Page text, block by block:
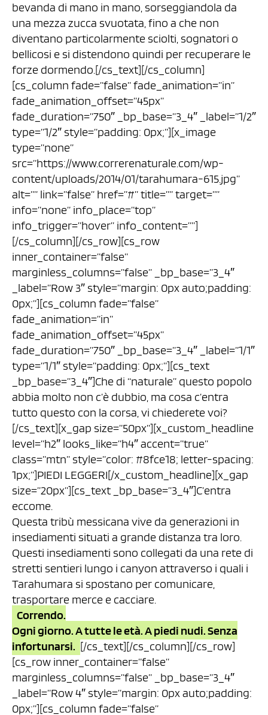
bevanda di mano in mano, sorseggiandola da
una mezza zucca svuotata, fino a che non
diventano particolarmente sciolti, sognatori o
bellicosi e si distendono quindi per recuperare le
forze dormendo.[/cs_text][/cs_column]
[cs_column fade=”false” fade_animation=”in”
fade_animation_offset=”45px”
fade_duration=”750″ _bp_base=”3_4″ _label=”1/2″
type=”1/2″ style=”padding: 0px;”][x_image
type=”none”
src=”https://www.correrenaturale.com/wp-
content/uploads/2014/01/tarahumara-615.jpg”
alt=”” link=”false” href=”#” title=”” target=””
info=”none” info_place=”top”
info_trigger=”hover” info_content=””]
[/cs_column][/cs_row][cs_row
inner_container=”false”
marginless_columns=”false” _bp_base=”3_4″
_label=”Row 3″ style=”margin: 0px auto;padding:
0px;”][cs_column fade=”false”
fade_animation=”in”
fade_animation_offset=”45px”
fade_duration=”750″ _bp_base=”3_4″ _label=”1/1″
type=”1/1″ style=”padding: 0px;”][cs_text
_bp_base=”3_4″]Che di “naturale” questo popolo
abbia molto non c’è dubbio, ma cosa c’entra
tutto questo con la corsa, vi chiederete voi?
[/cs_text][x_gap size=”50px”][x_custom_headline
level=”h2″ looks_like=”h4″ accent=”true”
class=”mtn” style=”color: #8fce18; letter-spacing:
1px;”]PIEDI LEGGERI[/x_custom_headline][x_gap
size=”20px”][cs_text _bp_base=”3_4″]C’entra
eccome.
Questa tribù messicana vive da generazioni in
insediamenti situati a grande distanza tra loro.
Questi insediamenti sono collegati da una rete di
stretti sentieri lungo i canyon attraverso i quali i
Tarahumara si spostano per comunicare,
trasportare merce e cacciare.
Correndo.
Ogni giorno. A tutte le età. A piedi nudi. Senza
infortunarsi. [/cs_text][/cs_column][/cs_row]
[cs_row inner_container=”false”
marginless_columns=”false” _bp_base=”3_4″
_label=”Row 4″ style=”margin: 0px auto;padding:
0px;”][cs_column fade=”false”